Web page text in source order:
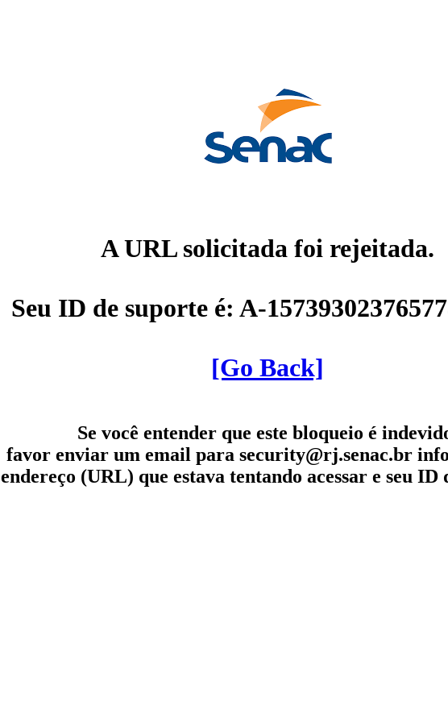
A URL solicitada foi rejeitada.
Seu ID de suporte é: A-
[Go Back]
Se você entender que este bloqueio é
favor enviar um email para security@rj.senac.br
endereço (URL) que estava tentando acessar e seu ID